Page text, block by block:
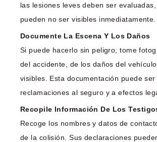
las lesiones leves deben ser
pueden no ser visibles inmediatamente.
Documente La Escena Y Los Daños
Si puede hacerlo sin peligro, tome
del accidente, de los daños del
visibles. Esta documentación puede
reclamaciones al seguro y a efectos
Recopile Información De Los
Recoge los nombres y datos de
de la colisión. Sus declaraciones